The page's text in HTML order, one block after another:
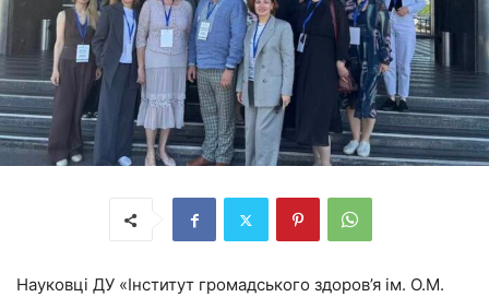
Науковці ДУ «Інститут громадського здоров’я ім. О.М.